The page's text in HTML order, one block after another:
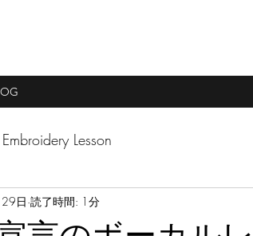
Embroidery Lesson
日 読了時間: 1分